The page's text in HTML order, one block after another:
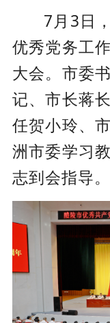
7月3日
优秀党务工
大会。市委
记、市长蒋
任贺小玲、
洲市委学习
志到会指导。